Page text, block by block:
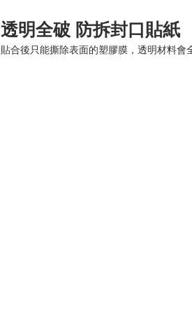
透明全破 防拆封口貼紙
貼合後只能撕除表面的塑膠膜，透明材料會